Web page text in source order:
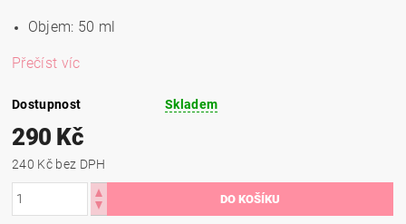
Objem: 50 ml
Přečíst víc
Dostupnost Skladem
290 Kč
240 Kč bez DPH